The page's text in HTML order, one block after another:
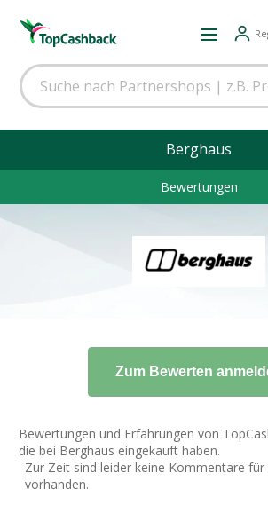
Berghaus
Bewertungen
Bewertungen und Erfahrungen von
die bei Berghaus eingekauft haben.
Zur Zeit sind leider keine Kommentare für
vorhanden.